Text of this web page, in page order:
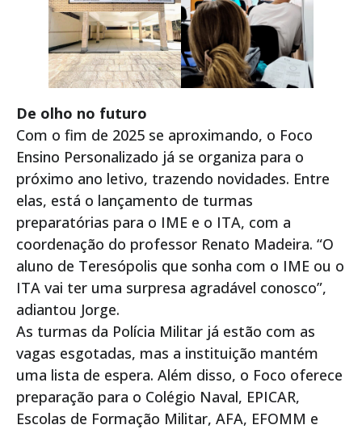
De olho no futuro
Com o fim de 2025 se aproximando, o Foco
Ensino Personalizado já se organiza para o
próximo ano letivo, trazendo novidades. Entre
elas, está o lançamento de turmas
preparatórias para o IME e o ITA, com a
coordenação do professor Renato Madeira. “O
aluno de Teresópolis que sonha com o IME ou o
ITA vai ter uma surpresa agradável conosco”,
adiantou Jorge.
As turmas da Polícia Militar já estão com as
vagas esgotadas, mas a instituição mantém
uma lista de espera. Além disso, o Foco oferece
preparação para o Colégio Naval, EPICAR,
Escolas de Formação Militar, AFA, EFOMM e